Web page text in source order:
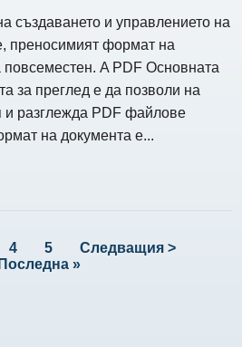
създаването и управлението на
преносимият формат на
повсеместен. A PDF Основната
за преглед е да позволи на
и разглежда PDF файлове
на документа е...
4 5
Следващия >
Последна »